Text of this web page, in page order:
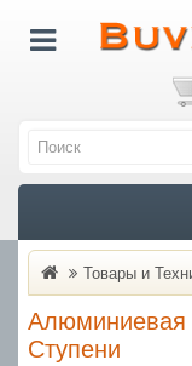
Товары и
Алюминиевая
Ступени